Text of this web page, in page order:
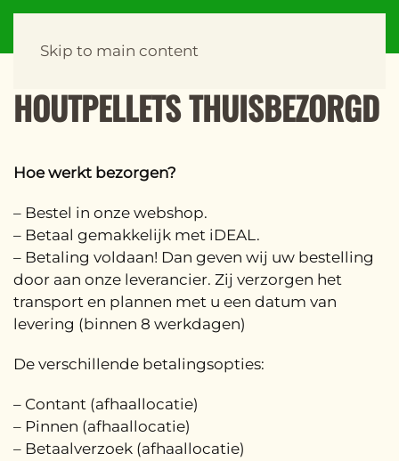
Skip to main content
HOUTPELLETS THUISBEZORGD
Hoe werkt bezorgen?
– Bestel in onze webshop.
– Betaal gemakkelijk met iDEAL.
– Betaling voldaan! Dan geven wij uw bestelling
door aan onze leverancier. Zij verzorgen het
transport en plannen met u een datum van
levering (binnen 8 werkdagen)
De verschillende betalingsopties:
– Contant (afhaallocatie)
– Pinnen (afhaallocatie)
– Betaalverzoek (afhaallocatie)